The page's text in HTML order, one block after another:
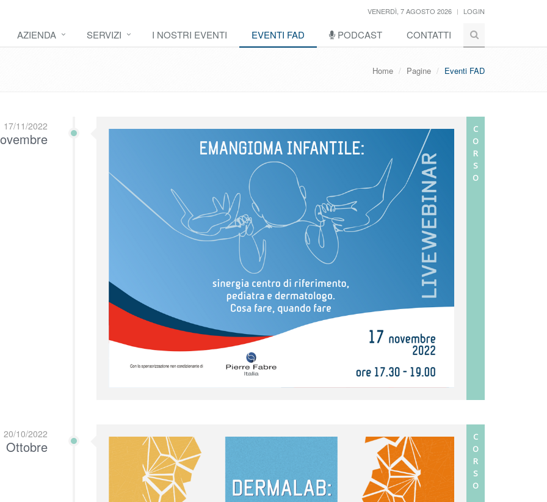
VENERDÌ, 7 AGOSTO 2026 LOGIN
AZIENDA SERVIZI I NOSTRI EVENTI EVENTI FAD PODCAST CONTATTI
Home Pagine Eventi FAD
17/11/2022
C
O
R
S
O
20/10/2022
Ottobre
C
O
R
S
O